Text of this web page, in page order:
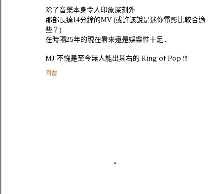
除了音樂本身令人印象深刻外
那部長達14分鐘的MV (或許該說是迷你電影比較合適
些？)
在時隔25年的現在看來還是娛樂性十足...
MJ 不愧是至今無人能出其右的 King of Pop !!!
回覆